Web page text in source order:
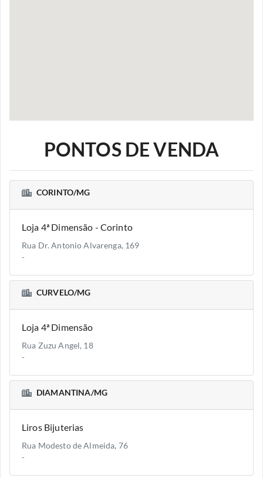
PONTOS DE VENDA
CORINTO/MG
Loja 4ª Dimensão - Corinto
Rua Dr. Antonio Alvarenga, 169
-
CURVELO/MG
Loja 4ª Dimensão
Rua Zuzu Angel, 18
-
DIAMANTINA/MG
Liros Bijuterias
Rua Modesto de Almeida, 76
-